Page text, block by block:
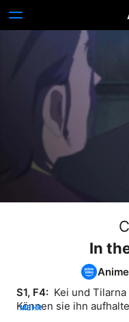
In
Anime
S1, F4: Kei und
Können sie ihn
MEHR